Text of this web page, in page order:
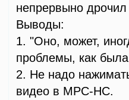
непрервыно
Выводы:
1. "Оно, может,
проблемы, как
2. Не надо
видео в MPC-HC.